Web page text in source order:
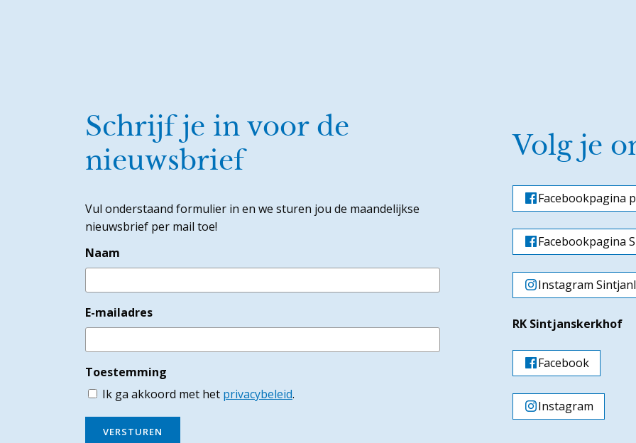
Schrijf je in voor de
nieuwsbrief
Vul onderstaand formulier in en we sturen jou de maandelijkse
nieuwsbrief per mail toe!
Naam
E-mailadres
Toestemming
Ik ga akkoord met het privacybeleid.
VERSTUREN
Volg je
Facebookpagina
Facebookpagina
Instagram
RK Sintjanskerkhof
Facebook
Instagram